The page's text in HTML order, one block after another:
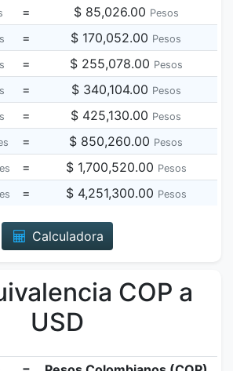
= $ 85,026.00 Pesos
= $ 170,052.00 Pesos
= $ 255,078.00 Pesos
= $ 340,104.00 Pesos
= $ 425,130.00 Pesos
= $ 850,260.00 Pesos
= $ 1,700,520.00 Pesos
= $ 4,251,300.00 Pesos
Calculadora
COP a
USD